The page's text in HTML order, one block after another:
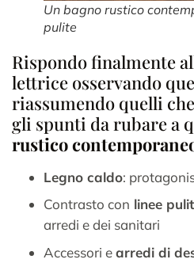
Un bagno rustico
pulite
Rispondo finalmente
lettrice osservando
riassumendo quelli
gli spunti da rubare a
rustico
Legno caldo:
Contrasto con linee
arredi e dei sanitari
Accessori earredi di